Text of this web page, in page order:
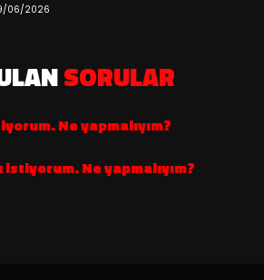
06/2026
SORULAR
Ne yapmalıyım?
Ne yapmalıyım?